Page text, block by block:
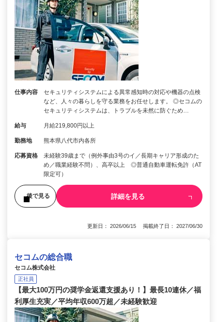
仕事内容
セキュリティシステムによる異常感知時の対応や機器の点検
など、人々の暮らしを守る業務をお任せします。 ◎セコムの
セキュリティシステムは、トラブルを未然に防ぐため…
給与 月給219,800円以上
勤務地 熊本県八代市内各所
応募資格
未経験39歳まで（例外事由3号のイ／長期キャリア形成のた
め／職業経験不問）、高卒以上 ◎普通自動車運転免許（AT
限定可）
後で見る 詳細を見る
更新日： 2026/06/15 掲載終了日： 2027/06/30
セコムの総合職
セコム株式会社
正社員
【最大100万円の奨学金返還支援あり！】最長10連休／福
利厚生充実／平均年収600万超／未経験歓迎